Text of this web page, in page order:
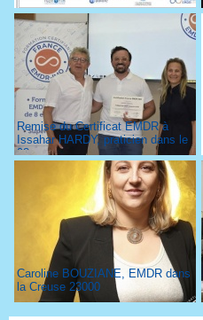
Remise du Certificat EMDR à
Issahar HARDY, praticien dans le
93
Caroline BOUZIANE, EMDR dans
la Creuse 23000